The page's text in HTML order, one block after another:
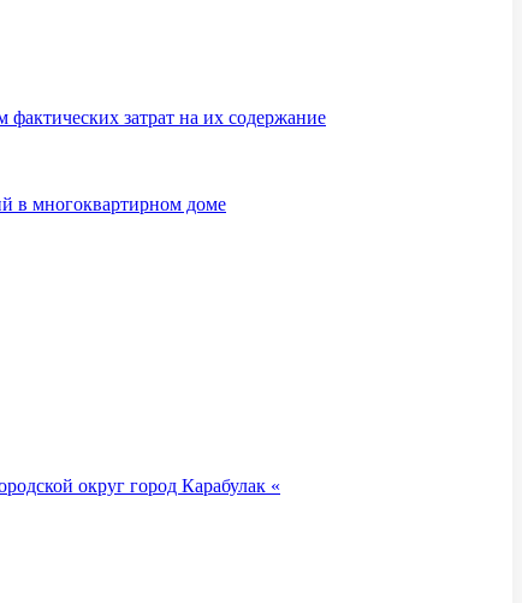
затрат на их содержание
в многоквартирном доме
округ город Карабулак «